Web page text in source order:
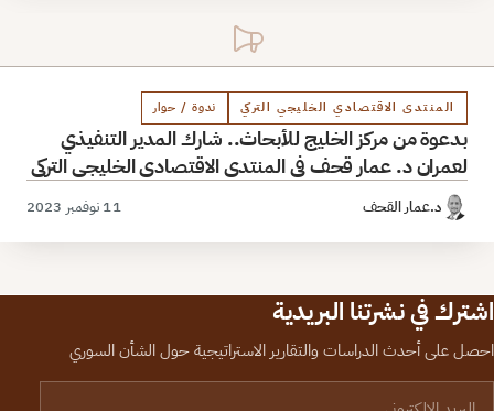
المنتدى الاقتصادي الخليجي التركي ندوة / حوار
بدعوة من مركز الخليج للأبحاث.. شارك المدير التنفيذي
لعمران د. عمار قحف في المنتدى الاقتصادي الخليجي التركي
د.عمار القحف 11 نوفمبر 2023
اشترك في نشرتنا البريدية
احصل على أحدث الدراسات والتقارير الاستراتيجية حول الشأن السوري